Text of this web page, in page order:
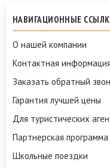
НАВИГАЦИОННЫЕ
О нашей компании
Контактная информация
Заказать обратный
Гарантия лучшей цены
Для туристических
Партнерская программа
Школьные поездки